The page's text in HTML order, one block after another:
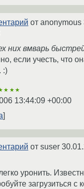
от anonymous
них вмварь
если учесть, что
:)
13:44:09 +00:00
от suser
уронить.
загрузиться с